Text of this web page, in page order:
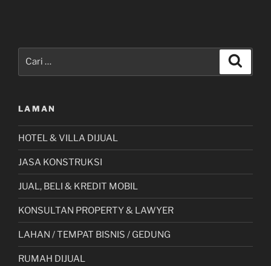
LAMAN
HOTEL & VILLA DIJUAL
JASA KONSTRUKSI
JUAL, BELI & KREDIT MOBIL
KONSULTAN PROPERTY & LAWYER
LAHAN / TEMPAT BISNIS / GEDUNG
RUMAH DIJUAL